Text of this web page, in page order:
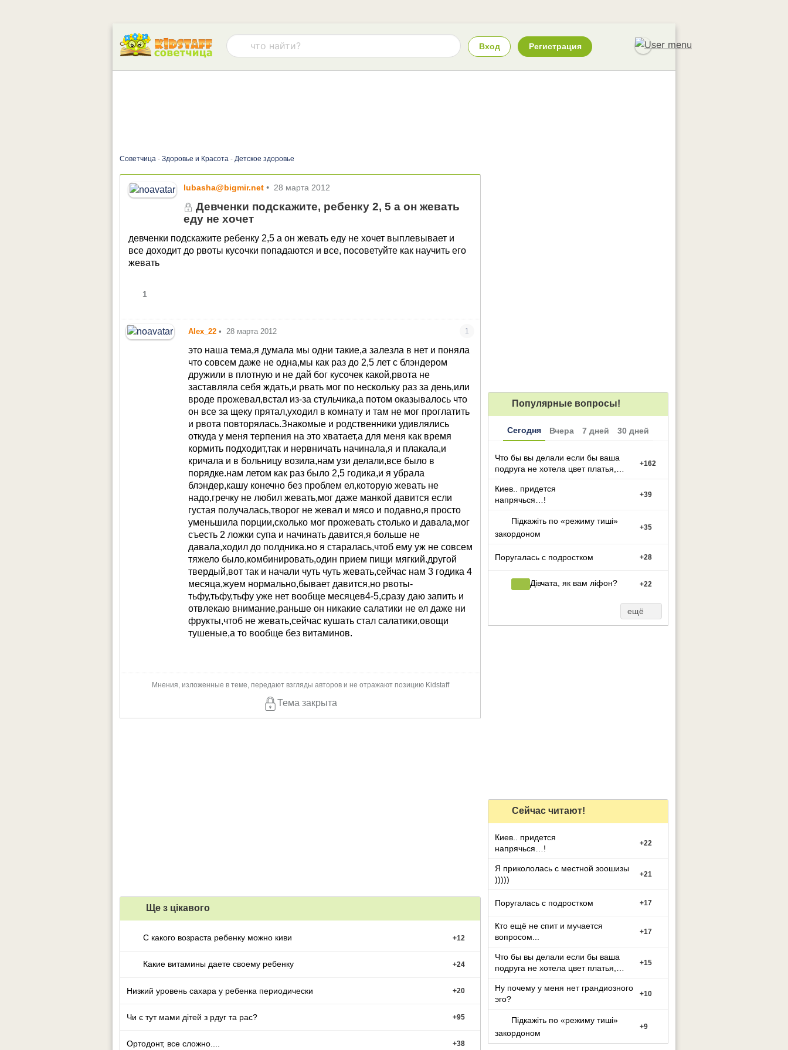
Вход Регистрация
Советчица - Здоровье и Красота - Детское здоровье
lubasha@bigmir.net • 28 марта 2012
Девченки подскажите, ребенку 2, 5 а он жевать
еду не хочет
девченки подскажите ребенку 2,5 а он жевать еду не хочет выплевывает и
все доходит до рвоты кусочки попадаются и все, посоветуйте как научить его
жевать
1
Alex_22 • 28 марта 2012 1
это наша тема,я думала мы одни такие,а залезла в нет и поняла
что совсем даже не одна,мы как раз до 2,5 лет с блэндером
дружили в плотную и не дай бог кусочек какой,рвота не
заставляла себя ждать,и рвать мог по нескольку раз за день,или
вроде прожевал,встал из-за стульчика,а потом оказывалось что
он все за щеку прятал,уходил в комнату и там не мог проглатить
и рвота повторялась.Знакомые и родственники удивлялись
откуда у меня терпения на это хватает,а для меня как время
кормить подходит,так и нервничать начинала,я и плакала,и
кричала и в больницу возила,нам узи делали,все было в
порядке.нам летом как раз было 2,5 годика,и я убрала
блэндер,кашу конечно без проблем ел,которую жевать не
надо,гречку не любил жевать,мог даже манкой давится если
густая получалась,творог не жевал и мясо и подавно,я просто
уменьшила порции,сколько мог прожевать столько и давала,мог
съесть 2 ложки супа и начинать давится,я больше не
давала,ходил до полдника.но я старалась,чтоб ему уж не совсем
тяжело было,комбинировать,один прием пищи мягкий.другой
твердый,вот так и начали чуть чуть жевать,сейчас нам 3 годика 4
месяца,жуем нормально,бывает давится,но рвоты-
тьфу,тьфу,тьфу уже нет вообще месяцев4-5,сразу даю запить и
отвлекаю внимание,раньше он никакие салатики не ел даже ни
фрукты,чтоб не жевать,сейчас кушать стал салатики,овощи
тушеные,а то вообще без витаминов.
Мнения, изложенные в теме, передают взгляды авторов и не отражают позицию Kidstaff
Тема закрыта
Ще з цiкавого
С какого возраста ребенку можно киви +12
Какие витамины даете своему ребенку +24
Низкий уровень сахара у ребенка периодически +20
Чи є тут мами дітей з рдуг та рас? +95
Ортодонт, все сложно.... +38
Популярные вопросы!
Сегодня Вчера 7 дней 30 дней
Что бы вы делали если бы ваша
подруга не хотела цвет платья,
+162
Киев.. придется
напрячься…!
+39
Підкажіть по «режиму тиші»
закордоном
+35
Поругалась с подростком +28
Дівчата, як вам ліфон? +22
ещё
Сейчас читают!
Киев.. придется
напрячься…!
+22
Я прикололась с местной зоошизы
)))))
+21
Поругалась с подростком +17
Кто ещё не спит и мучается
вопросом...
+17
Что бы вы делали если бы ваша
подруга не хотела цвет платья,
+15
Ну почему у меня нет грандиозного
эго?
+10
Підкажіть по «режиму тиші»
закордоном
+9